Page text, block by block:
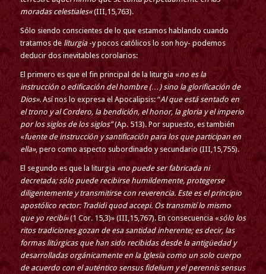
moradas celestiales«(III,15,763).
Sólo siendo conscientes de lo que estamos hablando cuando
tratamos deliturgia-y pocos católicos lo son hoy- podemos
deducir dos inevitables corolarios:
El primero es que el fin principal de la liturgia «no es la
instrucción o edificación del hombre (…) sino la glorificación de
Dios».Así nos lo expresa el Apocalipsis: “Al que está sentado en
el trono y al Cordero, la bendición, el honor, la gloria y el imperio
por los siglos de los siglos”(Ap. 513). Por supuesto, es también
«fuente de instrucción y santificación para los que participan en
ella», pero como aspecto subordinado y secundario (III,15,755).
El segundo es que la liturgia «no puede ser fabricada ni
decretada; sólo puede recibirse humildemente, protegerse
diligentemente y transmitirse con reverencia. Este es el principio
apostólico rector: Tradidi quod accepi. Os transmití lo mismo
que yo recibí»(1 Cor. 15,3)» (III,15,767). En consecuencia «sólo los
ritos tradiciones gozan de esa santidad inherente; es decir, las
formas litúrgicas que han sido recibidas desde la antigüedad y
desarrolladas orgánicamente en la Iglesia como un solo cuerpo
de acuerdo con el auténtico sensus fidelium y el perennis sensus